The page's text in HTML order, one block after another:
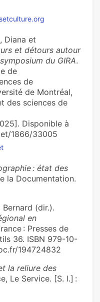
Diana et
et détours autour
du GIRA.
de
de
de Montréal,
des sciences de
Disponible à
1866/33005
: état des
la Documentation.
Bernard (dir.).
en
: Presses de
36. ISBN 979-10-
194724832
la reliure des
Le Service. [S. l.] :